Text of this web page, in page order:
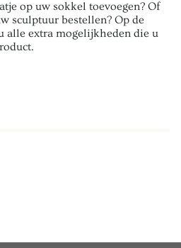
op uw sokkel toevoegen? Of
sculptuur bestellen? Op de
alle extra mogelijkheden die u